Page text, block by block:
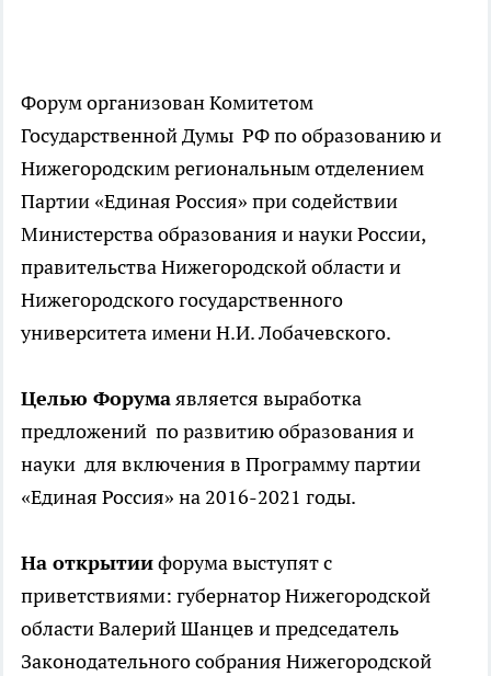
Форум организован Комитетом
Государственной Думы РФ по образованию и
Нижегородским региональным отделением
Партии «Единая Россия» при содействии
Министерства образования и науки России,
правительства Нижегородской области и
Нижегородского государственного
университета имени Н.И. Лобачевского.
Целью Форумаявляется выработка
предложений по развитию образования и
науки для включения в Программу партии
«Единая Россия» на 2016-2021 годы.
На открытиифорума выступят с
приветствиями: губернатор Нижегородской
области Валерий Шанцев и председатель
Законодательного собрания Нижегородской